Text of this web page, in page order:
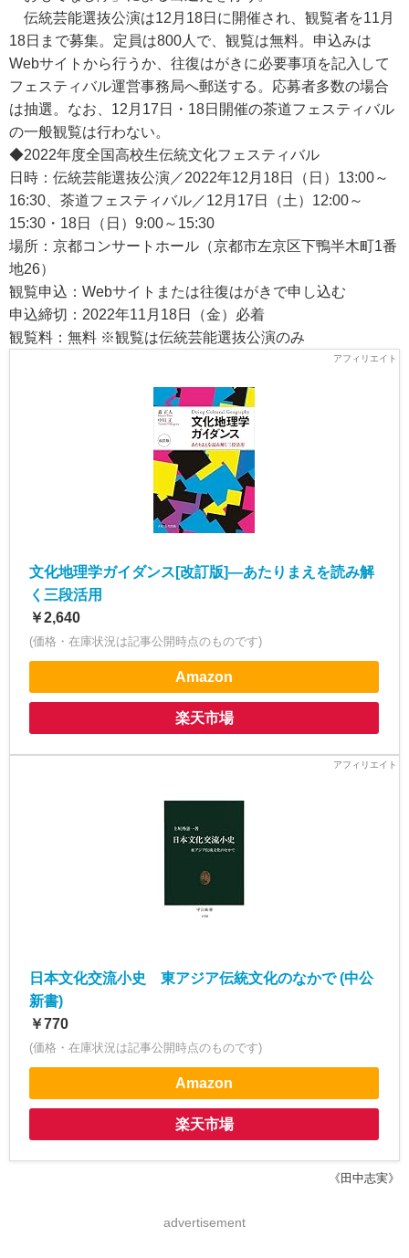
伝統芸能選抜公演は12月18日に開催され、観覧者を11月
18日まで募集。定員は800人で、観覧は無料。申込みは
Webサイトから行うか、往復はがきに必要事項を記入して
フェスティバル運営事務局へ郵送する。応募者多数の場合
は抽選。なお、12月17日・18日開催の茶道フェスティバル
の一般観覧は行わない。
◆2022年度全国高校生伝統文化フェスティバル
日時：伝統芸能選抜公演／2022年12月18日（日）13:00～
16:30、茶道フェスティバル／12月17日（土）12:00～
15:30・18日（日）9:00～15:30
場所：京都コンサートホール（京都市左京区下鴨半木町1番
地26）
観覧申込：Webサイトまたは往復はがきで申し込む
申込締切：2022年11月18日（金）必着
観覧料：無料 ※観覧は伝統芸能選抜公演のみ
文化地理学ガイダンス[改訂版]―あたりまえを読み解
く三段活用
￥2,640
(価格・在庫状況は記事公開時点のものです)
Amazon
楽天市場
日本文化交流小史 東アジア伝統文化のなかで (中公
新書)
￥770
(価格・在庫状況は記事公開時点のものです)
Amazon
楽天市場
《田中志実》
advertisement